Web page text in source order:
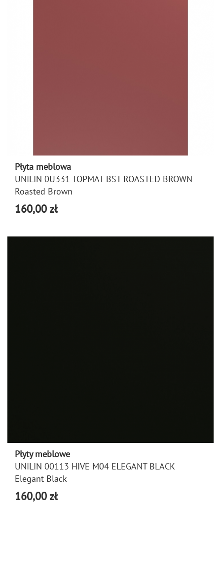
Płyta meblowa
UNILIN 0U331 TOPMAT BST ROASTED BROWN
Roasted Brown
160,00 zł
Płyty meblowe
UNILIN 00113 HIVE M04 ELEGANT BLACK
Elegant Black
160,00 zł